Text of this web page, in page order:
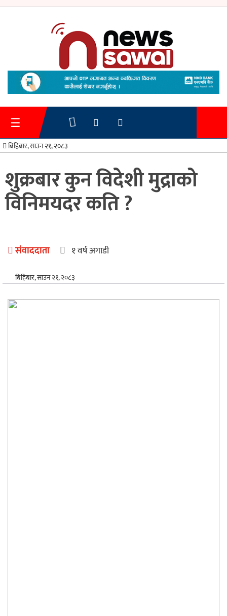
गृहपृष्ठ
समाचार
प्रशासन
स्वास्थ्य/
शिक्षा
अन्तर्राष्ट्रिय
☰
बिहिबार, साउन २१, २०८३
शुक्रबार कुन विदेशी मुद्राको
विनिमयदर कति ?
संवाददाता १ वर्ष अगाडी
बिहिबार, साउन २१, २०८३